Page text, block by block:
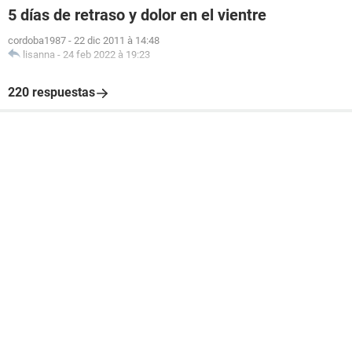
5 días de retraso y dolor en el vientre
cordoba1987 - 22 dic 2011 à 14:48
lisanna - 24 feb 2022 à 19:23
220 respuestas